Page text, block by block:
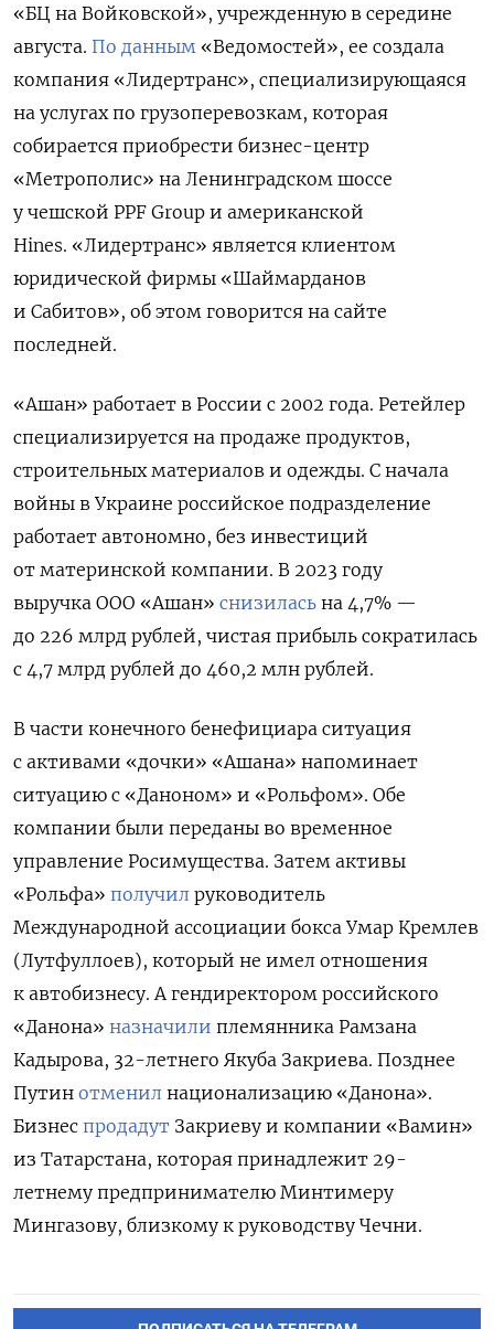
«БЦ на Войковской», учрежденную в середине
августа. По данным «Ведомостей», ее создала
компания «Лидертранс», специализирующаяся
на услугах по грузоперевозкам, которая
собирается приобрести бизнес-центр
«Метрополис» на Ленинградском шоссе
у чешской PPF Group и американской
Hines. «Лидертранс» является клиентом
юридической фирмы «Шаймарданов
и Сабитов», об этом говорится на сайте
последней.
«Ашан» работает в России с 2002 года. Ретейлер
специализируется на продаже продуктов,
строительных материалов и одежды. С начала
войны в Украине российское подразделение
работает автономно, без инвестиций
от материнской компании. В 2023 году
выручка ООО «Ашан» снизилась на 4,7% —
до 226 млрд рублей, чистая прибыль сократилась
с 4,7 млрд рублей до 460,2 млн рублей.
В части конечного бенефициара ситуация
с активами «дочки» «Ашана» напоминает
ситуацию с «Даноном» и «Рольфом». Обе
компании были переданы во временное
управление Росимущества. Затем активы
«Рольфа» получил руководитель
Международной ассоциации бокса Умар Кремлев
(Лутфуллоев), который не имел отношения
к автобизнесу. А гендиректором российского
«Данона» назначили племянника Рамзана
Кадырова, 32-летнего Якуба Закриева. Позднее
Путин отменил национализацию «Данона».
Бизнес продадут Закриеву и компании «Вамин»
из Татарстана, которая принадлежит 29-
летнему предпринимателю Минтимеру
Мингазову, близкому к руководству Чечни.